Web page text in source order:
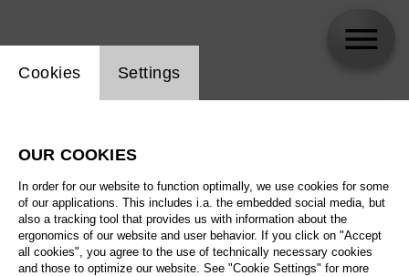
All artistic fields
All locations
All features
Website cookie setting
Cookies Settings
OUR COOKIES
In order for our website to function optimally, we use cookies for some
of our applications. This includes i.a. the embedded social media, but
also a tracking tool that provides us with information about the
ergonomics of our website and user behavior. If you click on "Accept
all cookies", you agree to the use of technically necessary cookies
and those to optimize our website. See "Cookie Settings" for more